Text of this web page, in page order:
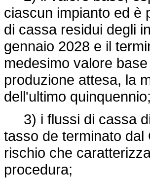
ciascun impianto ed è
di cassa residui degli
gennaio 2028 e il
medesimo valore
produzione attesa, la
dell'ultimo quinquennio;
3) i flussi di cassa di
tasso de terminato
rischio che
procedura;